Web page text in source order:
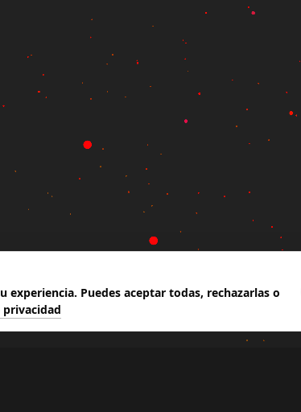
experiencia. Puedes aceptar todas, rechazarlas o
privacidad